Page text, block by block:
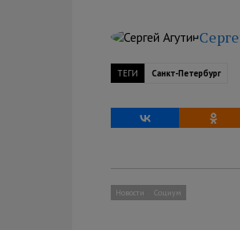
ТЕГИ Санкт-Петербург
Новости Социум